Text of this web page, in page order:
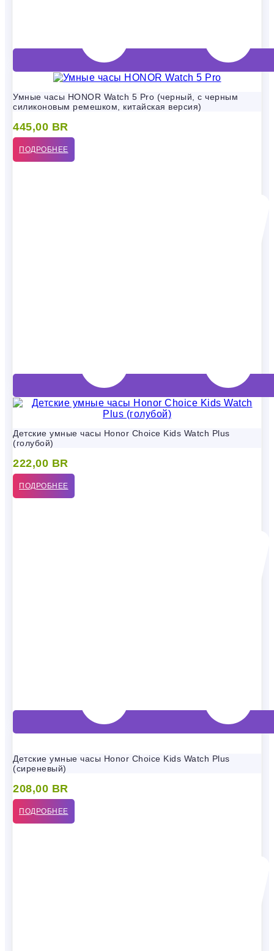
Умные часы HONOR Watch 5 Pro (черный, с черным
силиконовым ремешком, китайская версия)
445,00 BR
ПОДРОБНЕЕ
Детские умные часы Honor Choice Kids Watch Plus
(голубой)
222,00 BR
ПОДРОБНЕЕ
Детские умные часы Honor Choice Kids Watch Plus
(сиреневый)
208,00 BR
ПОДРОБНЕЕ